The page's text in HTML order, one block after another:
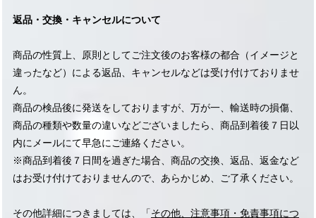
返品・交換・キャンセルについて
商品の性質上、原則としてご注文後のお客様の都合（イメージと
違ったなど）による返品、キャンセルなどは受け付けておりませ
ん。
商品の検品後に発送をしておりますが、万が一、輸送時の損傷、
商品の種類や数量の違いなどございましたら、商品到着後７日以
内にメールにて早急にご連絡ください。
※商品到着後７日間を過ぎた場合、商品の交換、返品、返金など
はお受け付けておりませんので、あらかじめ、ご了承ください。
その他詳細につきましては、「その他、注意事項・免責事項につ